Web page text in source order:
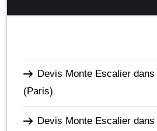
Devis Monte Escalier
(Paris)
Devis Monte Escalier